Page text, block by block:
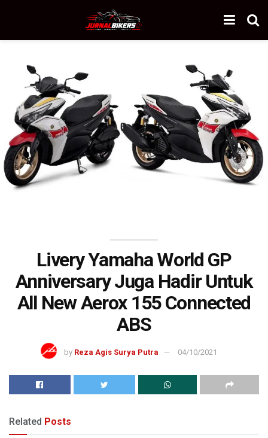
Livery Yamaha World GP
Anniversary Juga Hadir Untuk
All New Aerox 155 Connected
ABS
by Reza Agis Surya Putra 04/10/2021
Related Posts